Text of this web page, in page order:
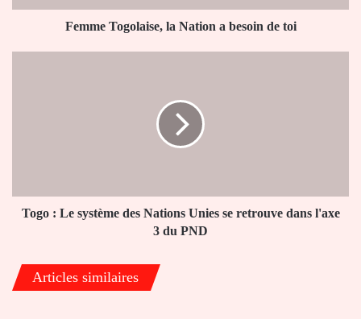
Femme Togolaise, la Nation a besoin de toi
retrouve
dans
du
PND
Togo : Le système des Nations Unies se retrouve dans l'axe
3 du PND
Articles similaires